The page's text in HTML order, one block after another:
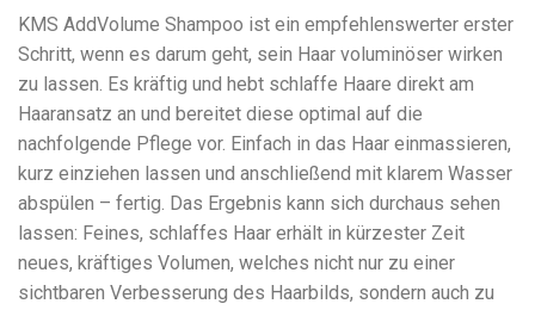
KMS AddVolume Shampoo ist ein empfehlenswerter erster
Schritt, wenn es darum geht, sein Haar voluminöser wirken
zu lassen. Es kräftig und hebt schlaffe Haare direkt am
Haaransatz an und bereitet diese optimal auf die
nachfolgende Pflege vor. Einfach in das Haar einmassieren,
kurz einziehen lassen und anschließend mit klarem Wasser
abspülen – fertig. Das Ergebnis kann sich durchaus sehen
lassen: Feines, schlaffes Haar erhält in kürzester Zeit
neues, kräftiges Volumen, welches nicht nur zu einer
sichtbaren Verbesserung des Haarbilds, sondern auch zu